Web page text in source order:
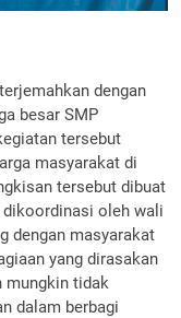
dengan
besar SMP
tersebut
masyarakat di
tersebut dibuat
oleh wali
dengan masyarakat
yang dirasakan
mungkin tidak
dalam berbagi